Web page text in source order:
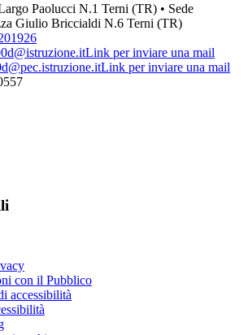
Paolucci N.1 Terni (TR) • Sede
Giulio Briccialdi N.6 Terni (TR)
Link per inviare una mail
Link per inviare una mail
con il Pubblico
accessibilità